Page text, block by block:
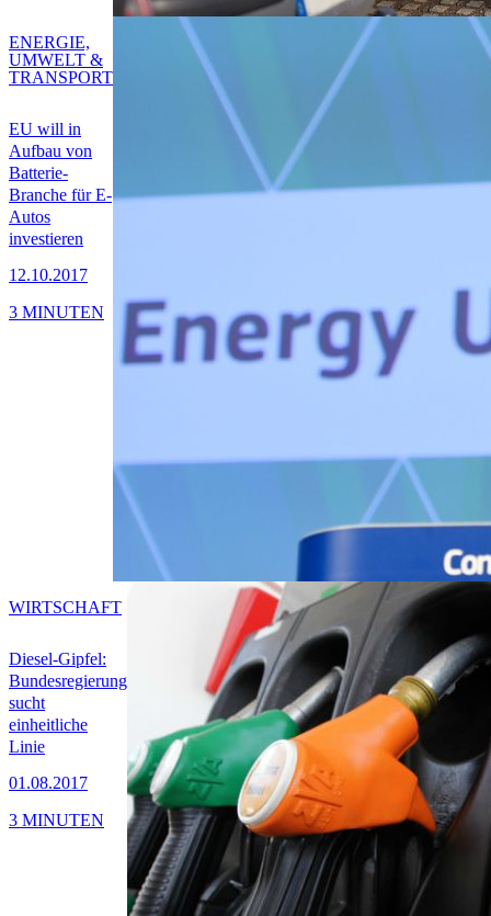
EU will in
Aufbau von
Batterie-
Branche für E-
Autos
investieren
12.10.2017
ENERGIE,
UMWELT &
TRANSPORT
3 MINUTEN
Diesel-Gipfel:
Bundesregierung
sucht
einheitliche
Linie
01.08.2017
WIRTSCHAFT
3 MINUTEN